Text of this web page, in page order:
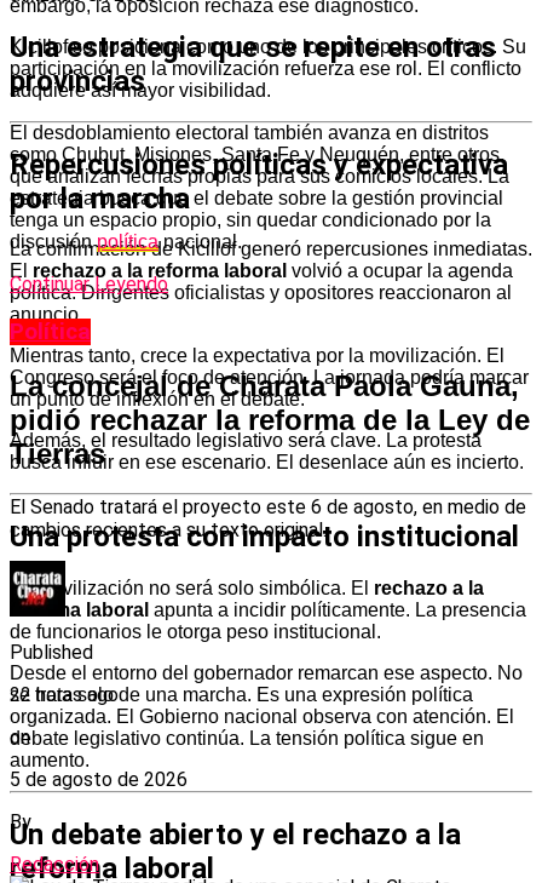
embargo, la oposición rechaza ese diagnóstico.
Kicillof se posiciona como uno de los principales críticos. Su
participación en la movilización refuerza ese rol. El conflicto
adquiere así mayor visibilidad.
Repercusiones políticas y expectativa
por la marcha
La confirmación de Kicillof generó repercusiones inmediatas.
El rechazo a la reforma laboral volvió a ocupar la agenda
política. Dirigentes oficialistas y opositores reaccionaron al
anuncio.
Mientras tanto, crece la expectativa por la movilización. El
Congreso será el foco de atención. La jornada podría marcar
un punto de inflexión en el debate.
Además, el resultado legislativo será clave. La protesta
busca influir en ese escenario. El desenlace aún es incierto.
Una protesta con impacto institucional
La movilización no será solo simbólica. El rechazo a la
reforma laboral apunta a incidir políticamente. La presencia
de funcionarios le otorga peso institucional.
Desde el entorno del gobernador remarcan ese aspecto. No
se trata solo de una marcha. Es una expresión política
organizada. El Gobierno nacional observa con atención. El
debate legislativo continúa. La tensión política sigue en
aumento.
Un debate abierto y el rechazo a la
reforma laboral
Una estrategia que se repite en otras
provincias
El desdoblamiento electoral también avanza en distritos
como Chubut, Misiones, Santa Fe y Neuquén, entre otros,
que analizan fechas propias para sus comicios locales. La
estrategia busca que el debate sobre la gestión provincial
tenga un espacio propio, sin quedar condicionado por la
discusiónpolíticanacional.
Continuar Leyendo
Política
La concejal de Charata Paola Gauna,
pidió rechazar la reforma de la Ley de
Tierras
El Senado tratará el proyecto este 6 de agosto, en medio de
cambios recientes a su texto original.
Published
22 horas ago
on
5 de agosto de 2026
By
Redacción